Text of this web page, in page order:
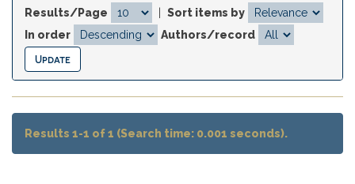
Results/Page
Sort items by
In order
Authors/record
Results 1-1 of 1 (Search time: 0.001 seconds).